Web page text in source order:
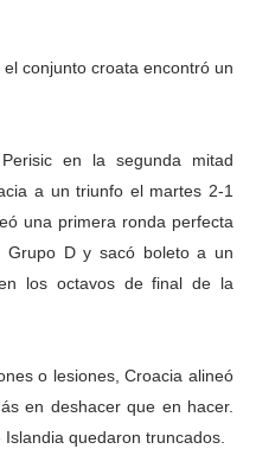
del Encuentro LAGO
de asfaltado
apadrina a más de 993
a Pueblo Llano con la
conjunto croata encontró un
en la segunda mitad
a un triunfo el martes 2-1
una primera ronda perfecta
Grupo D y sacó boleto a un
los octavos de final de la
o lesiones, Croacia alineó
en deshacer que en hacer.
quedaron truncados.